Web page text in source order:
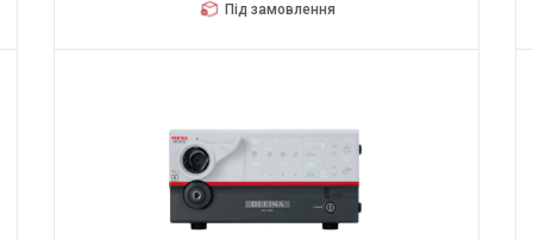
Під замовлення